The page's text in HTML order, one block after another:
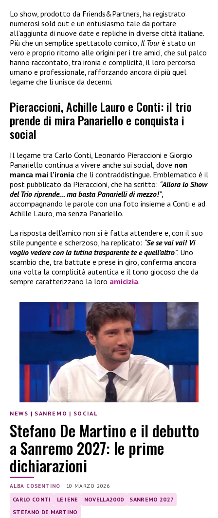
Lo show, prodotto da Friends&Partners, ha registrato
numerosi sold out e un entusiasmo tale da portare
all’aggiunta di nuove date e repliche in diverse città italiane.
Più che un semplice spettacolo comico, Il Tourè stato un
vero e proprio ritorno alle origini per i tre amici, che sul palco
hanno raccontato, tra ironia e complicità, il loro percorso
umano e professionale, rafforzando ancora di più quel
legame che li unisce da decenni.
Pieraccioni, Achille Lauro e Conti: il trio
prende di mira Panariello e conquista i
social
Il legame tra Carlo Conti, Leonardo Pieraccioni e Giorgio
Panariello continua a vivere anche sui social, dove non
manca mai l’ironia che li contraddistingue. Emblematico è il
post pubblicato da Pieraccioni, che ha scritto: “Allora lo Show
del Trio riprende… ma basta Panarielli di mezzo!”,
accompagnando le parole con una foto insieme a Conti e ad
Achille Lauro, ma senza Panariello.
La risposta dell’amico non si è fatta attendere e, con il suo
stile pungente e scherzoso, ha replicato: “Se se vai vai! Vi
voglio vedere con la tutina trasparente te e quell’altro”. Uno
scambio che, tra battute e prese in giro, conferma ancora
una volta la complicità autentica e il tono giocoso che da
sempre caratterizzano la loro amicizia.
NEWS | SANREMO | SOCIAL
Stefano De Martino e il debutto
a Sanremo 2027: le prime
dichiarazioni
ALBA COSENTINO | 10 MARZO 2026
CARLO CONTI LE IENE NOVELLA2000
SANREMO 2027
STEFANO DE MARTINO